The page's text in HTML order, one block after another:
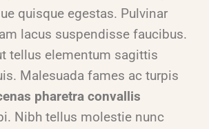
quisque egestas. Pulvinar
lacus suspendisse faucibus.
tellus elementum sagittis
Malesuada fames ac turpis
pharetra convallis
Nibh tellus molestie nunc